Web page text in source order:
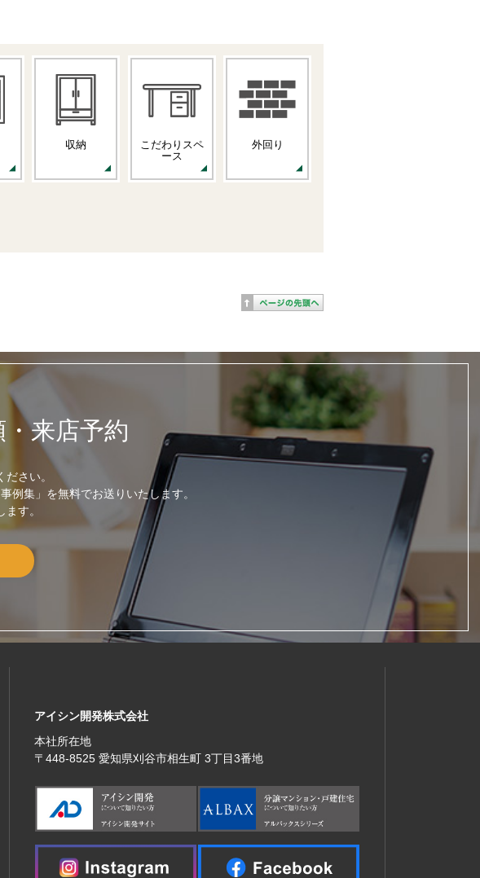
収納
こだわりスペ
ース
外回り
来店予約
さい。
例集」を無料でお送りいたします。
す。
アイシン開発株式会社
本社所在地
〒448‐8525 愛知県刈谷市相生町 3丁目3番地